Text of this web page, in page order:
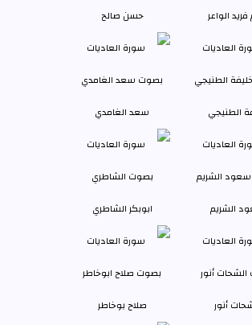
الواعر حسن صالح
الطنيجي سعد الغامدي
الشريم ابوبكر الشاطري
أنور صلاح بوخاطر